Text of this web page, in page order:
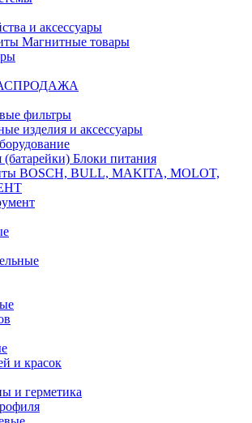
и аксессуары
Магнитные товары
фильтры
изделия и аксессуары
Блоки питания
BOSCH, BULL, MAKITA, MOLOT,
и красок
и герметика